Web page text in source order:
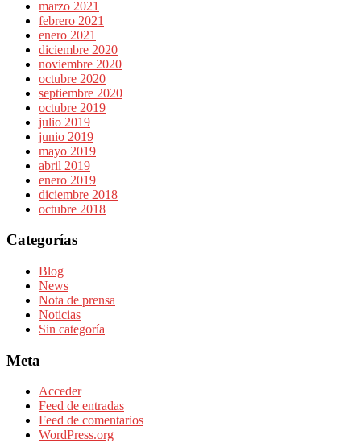
marzo 2021
febrero 2021
enero 2021
diciembre 2020
noviembre 2020
octubre 2020
septiembre 2020
octubre 2019
julio 2019
junio 2019
mayo 2019
abril 2019
enero 2019
diciembre 2018
octubre 2018
Categorías
Blog
News
Nota de prensa
Noticias
Sin categoría
Meta
Acceder
Feed de entradas
Feed de comentarios
WordPress.org